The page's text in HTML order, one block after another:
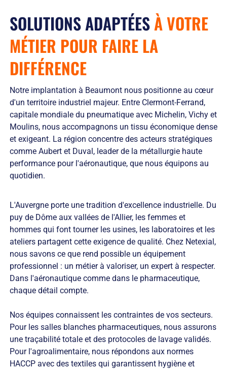
SOLUTIONS ADAPTÉESÀ VOTRE
MÉTIER POUR FAIRE LA
DIFFÉRENCE
Notre implantation à Beaumont nous positionne au cœur
d'un territoire industriel majeur. Entre Clermont-Ferrand,
capitale mondiale du pneumatique avec Michelin, Vichy et
Moulins, nous accompagnons un tissu économique dense
et exigeant. La région concentre des acteurs stratégiques
comme Aubert et Duval, leader de la métallurgie haute
performance pour l'aéronautique, que nous équipons au
quotidien.
L'Auvergne porte une tradition d'excellence industrielle. Du
puy de Dôme aux vallées de l'Allier, les femmes et
hommes qui font tourner les usines, les laboratoires et les
ateliers partagent cette exigence de qualité. Chez Netexial,
nous savons ce que rend possible un équipement
professionnel : un métier à valoriser, un expert à respecter.
Dans l'aéronautique comme dans le pharmaceutique,
chaque détail compte.
Nos équipes connaissent les contraintes de vos secteurs.
Pour les salles blanches pharmaceutiques, nous assurons
une traçabilité totale et des protocoles de lavage validés.
Pour l'agroalimentaire, nous répondons aux normes
HACCP avec des textiles qui garantissent hygiène et